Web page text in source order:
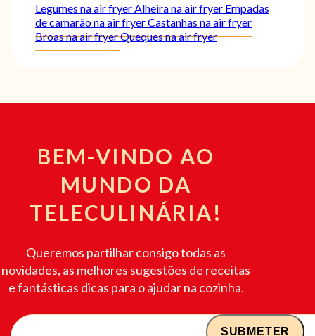
Legumes na air fryer Alheira na air fryer Empadas
de camarão na air fryerCastanhas na air fryer
Broas na air fryerQueques na air fryer
BEM-VINDO AO
MUNDO DA
TELECULINÁRIA!
Queremos partilhar consigo todas as
novidades, as melhores sugestões de receitas
e fantásticas dicas para o ajudar na cozinha.